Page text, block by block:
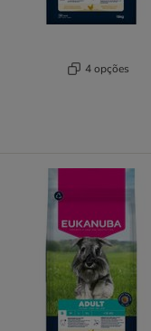
4 opções